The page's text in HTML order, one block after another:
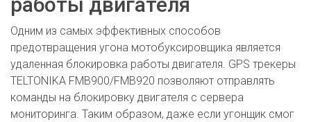
Одним из самых эффективных способов
предотвращения угона мотобуксировщика является
удаленная блокировка работы двигателя. GPS трекеры
TELTONIKA FMB900/FMB920 позволяют отправлять
команды на блокировку двигателя с сервера
мониторинга. Таким образом, даже если угонщик смог